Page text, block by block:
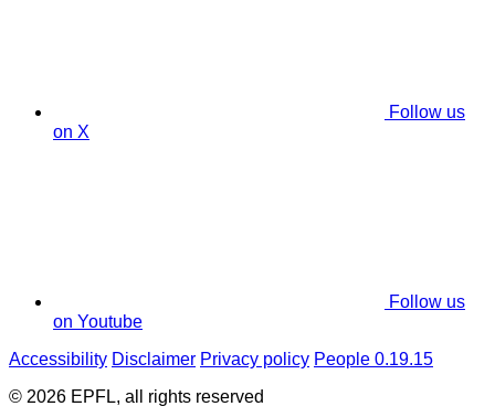
Follow us
on X
Follow us
on Youtube
Accessibility Disclaimer Privacy policy People 0.19.15
© 2026 EPFL, all rights reserved